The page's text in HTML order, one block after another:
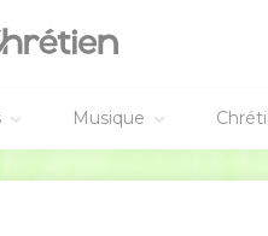
Musique